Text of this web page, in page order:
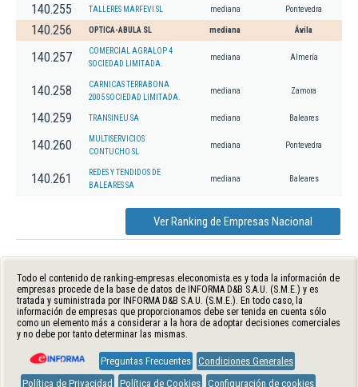
140.255 TALLERES MARFEVI SL mediana Pontevedra
140.256 OPTICA-ABULA SL mediana Ávila
140.257
COMERCIAL AGRALOP 4
SOCIEDAD LIMITADA.
mediana Almería
140.258
CARNICAS TERRABONA
2005 SOCIEDAD LIMITADA.
mediana Zamora
140.259 TRANSINEU SA mediana Baleares
140.260
MULTISERVICIOS
CONTUCHO SL
mediana Pontevedra
140.261
REDES Y TENDIDOS DE
BALEARES SA
mediana Baleares
Ver Ranking de Empresas Nacional
Todo el contenido de ranking-empresas.eleconomista.es y toda la información de
empresas procede de la base de datos de INFORMA D&B S.A.U. (S.M.E.) y es
tratada y suministrada por INFORMA D&B S.A.U. (S.M.E.). En todo caso, la
información de empresas que proporcionamos debe ser tenida en cuenta sólo
como un elemento más a considerar a la hora de adoptar decisiones comerciales
y no debe por tanto determinar las mismas.
Preguntas Frecuentes Condiciones Generales
Política de Privacidad
Política de Cookies Configuración de cookies